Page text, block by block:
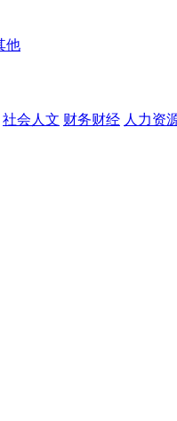
他
社会人文 财务财经 人力资